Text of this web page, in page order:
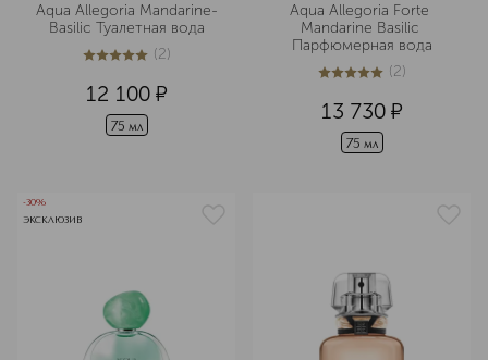
Aqua Allegoria Mandarine-
Basilic Туалетная вода
5из 52 (2)
12 100 ¤
75 мл
Aqua Allegoria Forte
Mandarine Basilic
Парфюмерная вода
5из 52 (2)
13 730 ¤
75 мл
-30%
ЭКСКЛЮЗИВ